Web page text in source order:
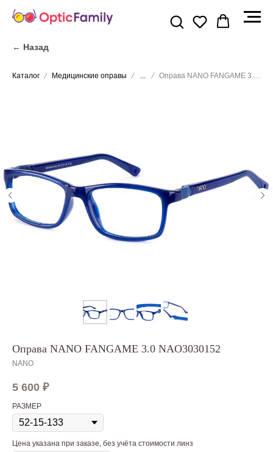
← Назад
Каталог Медицинские оправы
Оправа NANO FANGAME 3.0 NAO3030152
NANO
5 600 ₽
РАЗМЕР
Цена указана при заказе, без учёта стоимости линз